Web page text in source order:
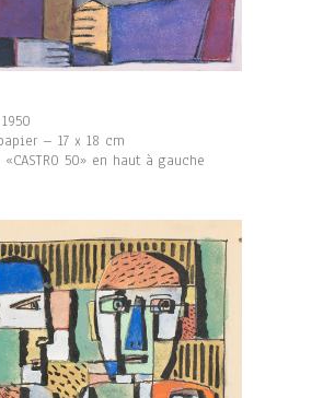
– 17 x 18 cm
50» en haut à gauche